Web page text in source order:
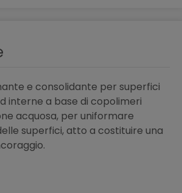
e consolidante per superfici
interne a base di copolimeri
acquosa, per uniformare
superfici, atto a costituire una